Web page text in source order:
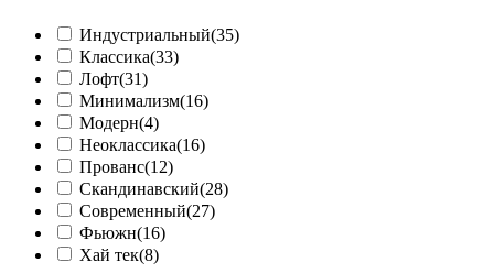
Индустриальный(35)
Классика(33)
Лофт(31)
Минимализм(16)
Модерн(4)
Неоклассика(16)
Прованс(12)
Скандинавский(28)
Современный(27)
Фьюжн(16)
Хай тек(8)